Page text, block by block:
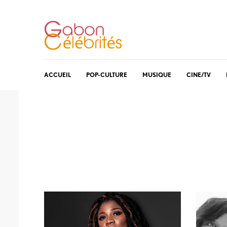
ACCUEIL POP-CULTURE MUSIQUE CINE/TV